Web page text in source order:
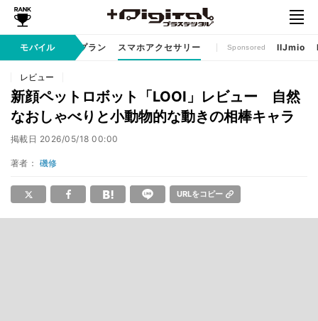
モバイル
ームアプリ 料金プラン スマホアクセサリー Sponsored IIJmio
レビュー
新顔ペットロボット「LOOI」レビュー 自然
なおしゃべりと小動物的な動きの相棒キャラ
掲載日 2026/05/18 00:00
著者： 磯修
URLをコピー